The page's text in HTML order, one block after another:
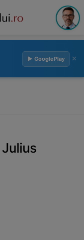
▶ GooglePlay ×